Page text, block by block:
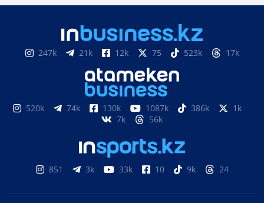
247k 21k 12k 75 523k 17k
520k 74k 130k 1087k 386k
1k
7k
56k
851 3k 33k 10 9k 24